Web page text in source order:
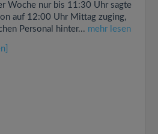
Woche nur bis 11:30 Uhr sagte
auf 12:00 Uhr Mittag zuging,
Personal hinter... mehr lesen